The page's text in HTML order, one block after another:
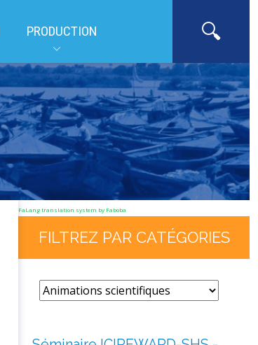
PRODUCTION
FaLang translation system by Faboba
FILTREZ PAR CATÉGORIES